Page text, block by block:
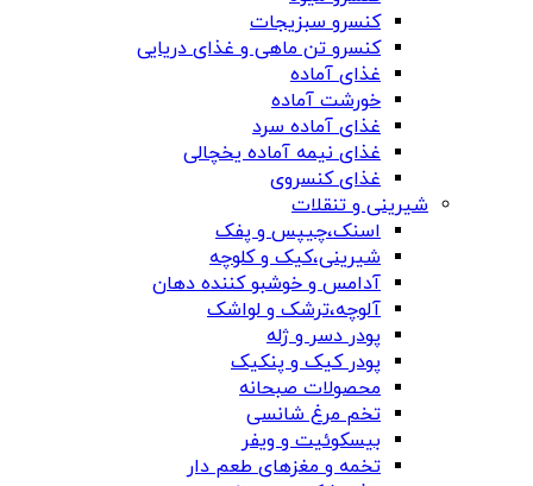
کنسرو سبزیجات
کنسرو تن ماهی و غذای دریایی
غذای آماده
خورشت آماده
غذای آماده سرد
غذای نیمه آماده یخچالی
غذای کنسروی
شیرینی و تنقلات
اسنک،چیپس و پفک
شیرینی،کیک و کلوچه
آدامس و خوشبو کننده دهان
آلوچه،ترشک و لواشک
پودر دسر و ژله
پودر کیک و پنکیک
محصولات صبحانه
تخم مرغ شانسی
بیسکوئیت و ویفر
تخمه و مغزهای طعم دار